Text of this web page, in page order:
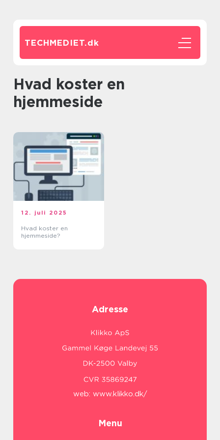
TECHMEDIET.dk
hvad koster en
hjemmeside
12. juli 2025
Hvad koster en
hjemmeside?
Adresse
web: www.klikko.dk/
Menu